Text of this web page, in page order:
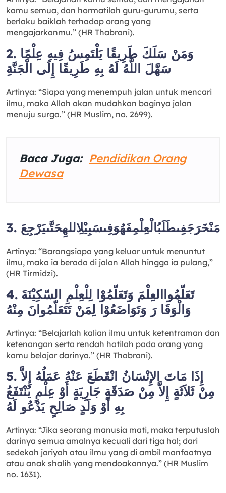
kamu semua, dan hormatilah guru-gurumu, serta
berlaku baiklah terhadap orang yang
mengajarkanmu.” (HR Thabrani).
2. وَمَنْ سَلَكَ طَرِيقًا يَلْتَمِسُ فِيهِ عِلْمًا
سَهَّلَ اللَّهُ لَهُ بِهِ طَرِيقًا إِلَى الْجَنَّةِ
Artinya: “Siapa yang menempuh jalan untuk mencari
ilmu, maka Allah akan mudahkan baginya jalan
menuju surga.” (HR Muslim, no. 2699).
Baca Juga: Pendidikan Orang
Dewasa
3. مَنْخَرَجَفِىطَلَبُالْعِلْمِفَهُوَفِىسَبِيْلِاللهِحَتَّىيَرْجِعَ
Artinya: “Barangsiapa yang keluar untuk menuntut
ilmu, maka ia berada di jalan Allah hingga ia pulang,”
(HR Tirmidzi).
4. تَعَلّمُواالعِلْمَ وَتَعَلّمُوْا لِلْعِلْمِ السّكِيْنَةَ
وَالْوَقَا رَ وَتَوَاضَعُوْا لِمَنْ تَتَعَلّمُوانَ مِنْهُ
Artinya: “Belajarlah kalian ilmu untuk ketentraman dan
ketenangan serta rendah hatilah pada orang yang
kamu belajar darinya.” (HR Thabrani).
5. إِذَا مَاتَ الإِنْسَانُ انْقَطَعَ عَنْهُ عَمَلُهُ إِلاَّ
مِنْ ثَلاَثَةٍ إِلاَّ مِنْ صَدَقَةٍ جَارِيَةٍ أَوْ عِلْمٍ يُنْتَفَعُ
بِهِ أَوْ وَلَدٍ صَالِحٍ يَدْعُو لَهُ
Artinya: “Jika seorang manusia mati, maka terputuslah
darinya semua amalnya kecuali dari tiga hal; dari
sedekah jariyah atau ilmu yang di ambil manfaatnya
atau anak shalih yang mendoakannya.” (HR Muslim
no. 1631).